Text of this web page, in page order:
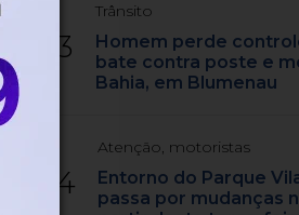
3
Trânsito
Homem perde
bate contra poste e
Bahia, em Blumenau
4
Atenção, motoristas
Entorno do Parque
passa por mudanças